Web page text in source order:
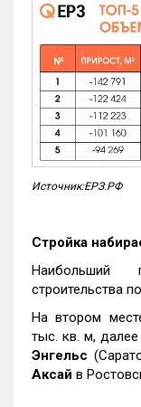
Источник:ЕРЗ.РФ
Стройка
Наибольший
строительства
На втором
тыс. кв. м,
Энгельс
Аксай в